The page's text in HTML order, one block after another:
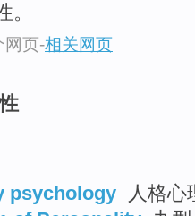
。
网页-相关网页
psychology
人格